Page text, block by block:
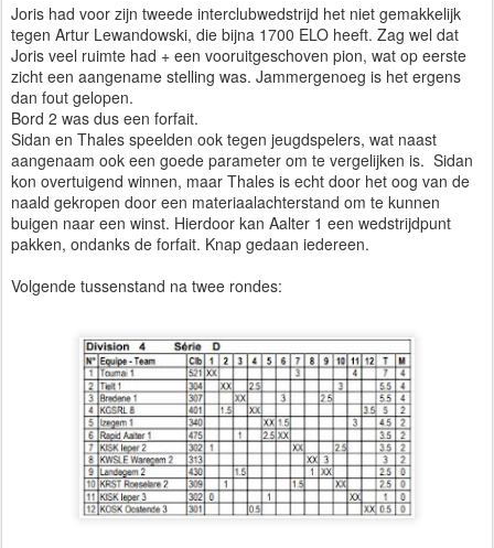
Joris had voor zijn tweede interclubwedstrijd het niet gemakkelijk
tegen Artur Lewandowski, die bijna 1700 ELO heeft. Zag wel dat
Joris veel ruimte had + een vooruitgeschoven pion, wat op eerste
zicht een aangename stelling was. Jammergenoeg is het ergens
dan fout gelopen.
Bord 2 was dus een forfait.
Sidan en Thales speelden ook tegen jeugdspelers, wat naast
aangenaam ook een goede parameter om te vergelijken is. Sidan
kon overtuigend winnen, maar Thales is echt door het oog van de
naald gekropen door een materiaalachterstand om te kunnen
buigen naar een winst. Hierdoor kan Aalter 1 een wedstrijdpunt
pakken, ondanks de forfait. Knap gedaan iedereen.
Volgende tussenstand na twee rondes: